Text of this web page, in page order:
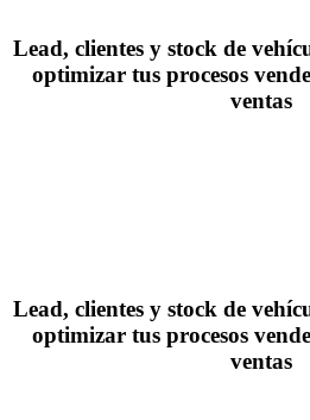
Lead, clientes y stock de
optimizar tus procesos
ventas
Lead, clientes y stock de
optimizar tus procesos
ventas